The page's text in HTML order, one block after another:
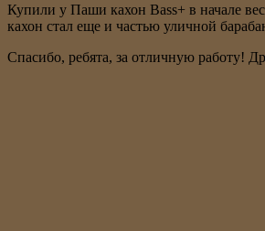
Купили у Паши кахон Bass+ в начале
кахон стал еще и частью уличной
Спасибо, ребята, за отличную работу!